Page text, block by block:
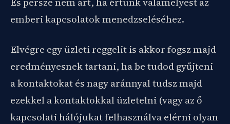
emberi kapcsolatok menedzseléséhez.
Elvégre egy üzleti reggelit is akkor fogsz majd
eredményesnek tartani, ha be tudod gyűjteni
a kontaktokat és nagy aránnyal tudsz majd
ezekkel a kontaktokkal üzletelni (vagy az ő
kapcsolati hálójukat felhasználva elérni olyan